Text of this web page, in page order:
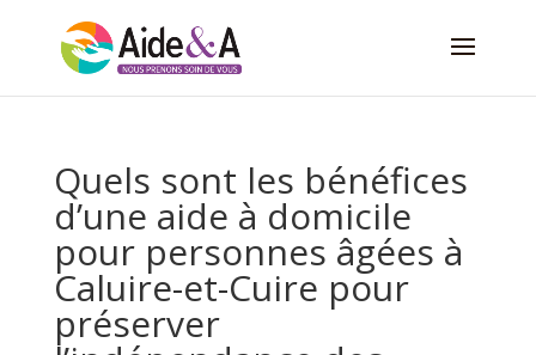
Quels sont les bénéfices
d’une aide à domicile
pour personnes âgées à
Caluire-et-Cuire pour
préserver